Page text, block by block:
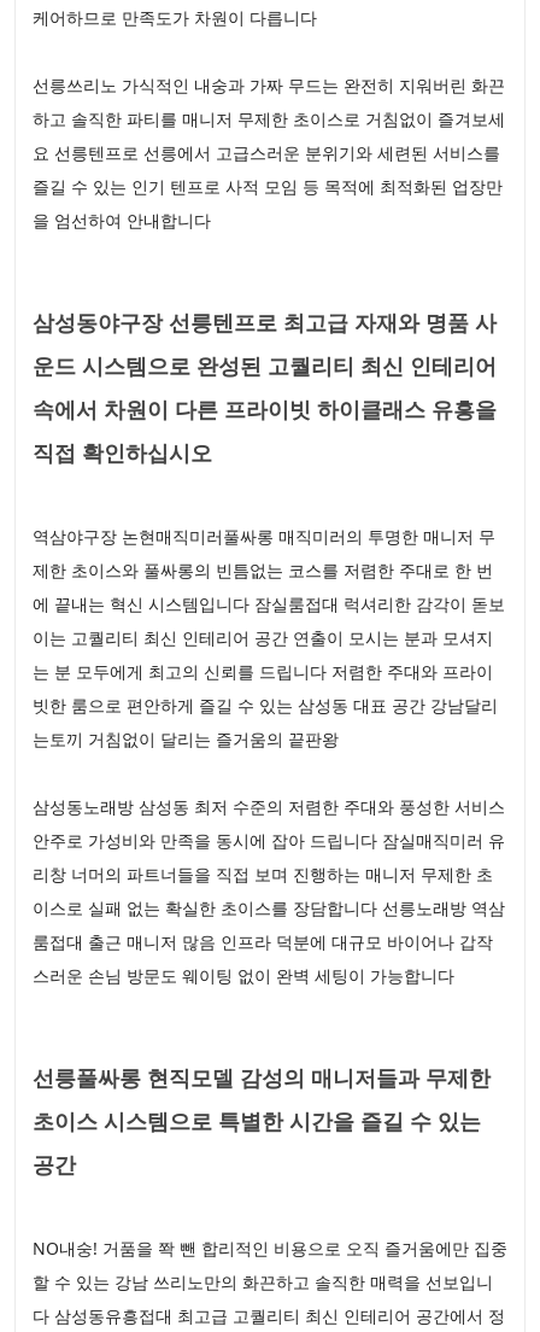
케어하므로 만족도가 차원이 다릅니다
선릉쓰리노 가식적인 내숭과 가짜 무드는 완전히 지워버린 화끈
하고 솔직한 파티를 매니저 무제한 초이스로 거침없이 즐겨보세
요 선릉텐프로 선릉에서 고급스러운 분위기와 세련된 서비스를
즐길 수 있는 인기 텐프로 사적 모임 등 목적에 최적화된 업장만
을 엄선하여 안내합니다
삼성동야구장 선릉텐프로 최고급 자재와 명품 사
운드 시스템으로 완성된 고퀄리티 최신 인테리어
속에서 차원이 다른 프라이빗 하이클래스 유흥을
직접 확인하십시오
역삼야구장 논현매직미러풀싸롱 매직미러의 투명한 매니저 무
제한 초이스와 풀싸롱의 빈틈없는 코스를 저렴한 주대로 한 번
에 끝내는 혁신 시스템입니다 잠실룸접대 럭셔리한 감각이 돋보
이는 고퀄리티 최신 인테리어 공간 연출이 모시는 분과 모셔지
는 분 모두에게 최고의 신뢰를 드립니다 저렴한 주대와 프라이
빗한 룸으로 편안하게 즐길 수 있는 삼성동 대표 공간 강남달리
는토끼 거침없이 달리는 즐거움의 끝판왕
삼성동노래방 삼성동 최저 수준의 저렴한 주대와 풍성한 서비스
안주로 가성비와 만족을 동시에 잡아 드립니다 잠실매직미러 유
리창 너머의 파트너들을 직접 보며 진행하는 매니저 무제한 초
이스로 실패 없는 확실한 초이스를 장담합니다 선릉노래방 역삼
룸접대 출근 매니저 많음 인프라 덕분에 대규모 바이어나 갑작
스러운 손님 방문도 웨이팅 없이 완벽 세팅이 가능합니다
선릉풀싸롱 현직모델 감성의 매니저들과 무제한
초이스 시스템으로 특별한 시간을 즐길 수 있는
공간
NO내숭! 거품을 쫙 뺀 합리적인 비용으로 오직 즐거움에만 집중
할 수 있는 강남 쓰리노만의 화끈하고 솔직한 매력을 선보입니
다 삼성동유흥접대 최고급 고퀄리티 최신 인테리어 공간에서 정